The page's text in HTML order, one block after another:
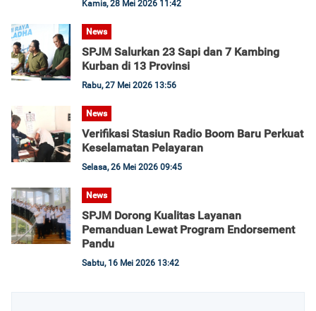
Kamis, 28 Mei 2026 11:42
News
SPJM Salurkan 23 Sapi dan 7 Kambing
Kurban di 13 Provinsi
Rabu, 27 Mei 2026 13:56
News
Verifikasi Stasiun Radio Boom Baru Perkuat
Keselamatan Pelayaran
Selasa, 26 Mei 2026 09:45
News
SPJM Dorong Kualitas Layanan
Pemanduan Lewat Program Endorsement
Pandu
Sabtu, 16 Mei 2026 13:42